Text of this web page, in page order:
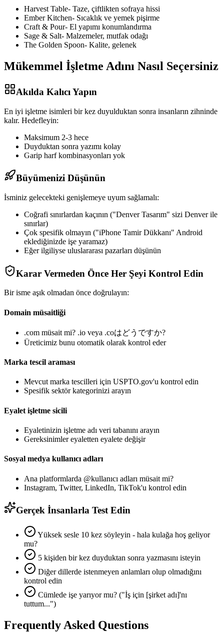
Harvest Table- Taze, çiftlikten sofraya hissi
Ember Kitchen- Sıcaklık ve yemek pişirme
Craft & Pour- El yapımı konumlandırma
Sage & Salt- Malzemeler, mutfak odağı
The Golden Spoon- Kalite, gelenek
Mükemmel İşletme Adını Nasıl Seçersiniz
Akılda Kalıcı Yapın
En iyi işletme isimleri bir kez duyulduktan sonra insanların zihninde
kalır. Hedefleyin:
Maksimum 2-3 hece
Duyduktan sonra yazımı kolay
Garip harf kombinasyonları yok
Büyümenizi Düşünün
İsminiz gelecekteki genişlemeye uyum sağlamalı:
Coğrafi sınırlardan kaçının ("Denver Tasarım" sizi Denver ile
sınırlar)
Çok spesifik olmayın ("iPhone Tamir Dükkanı" Android
eklediğinizde işe yaramaz)
Eğer ilgiliyse uluslararası pazarları düşünün
Karar Vermeden Önce Her Şeyi Kontrol Edin
Bir isme aşık olmadan önce doğrulayın:
Domain müsaitliği
.com müsait mi? .io veya .coはどうですか?
Üreticimiz bunu otomatik olarak kontrol eder
Marka tescil araması
Mevcut marka tescilleri için USPTO.gov'u kontrol edin
Spesifik sektör kategorinizi arayın
Eyalet işletme sicili
Eyaletinizin işletme adı veri tabanını arayın
Gereksinimler eyaletten eyalete değişir
Sosyal medya kullanıcı adları
Ana platformlarda @kullanıcı adları müsait mi?
Instagram, Twitter, LinkedIn, TikTok'u kontrol edin
Gerçek İnsanlarla Test Edin
Yüksek sesle 10 kez söyleyin - hala kulağa hoş geliyor
mu?
5 kişiden bir kez duyduktan sonra yazmasını isteyin
Diğer dillerde istenmeyen anlamları olup olmadığını
kontrol edin
Cümlede işe yarıyor mu? ("İş için [şirket adı]'nı
tuttum...")
Frequently Asked Questions